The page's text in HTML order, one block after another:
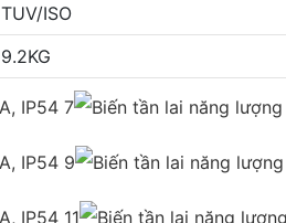
TUV/ISO
9.2KG